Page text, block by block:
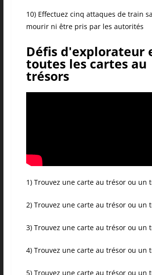
10) Effectuez cinq attaques de train
mourir ni être pris par les autorités
Défis d'explorateur
toutes les cartes au
trésors
1) Trouvez une carte au trésor ou un
2) Trouvez une carte au trésor ou un
3) Trouvez une carte au trésor ou un
4) Trouvez une carte au trésor ou un
5) Trouvez une carte au trésor ou un